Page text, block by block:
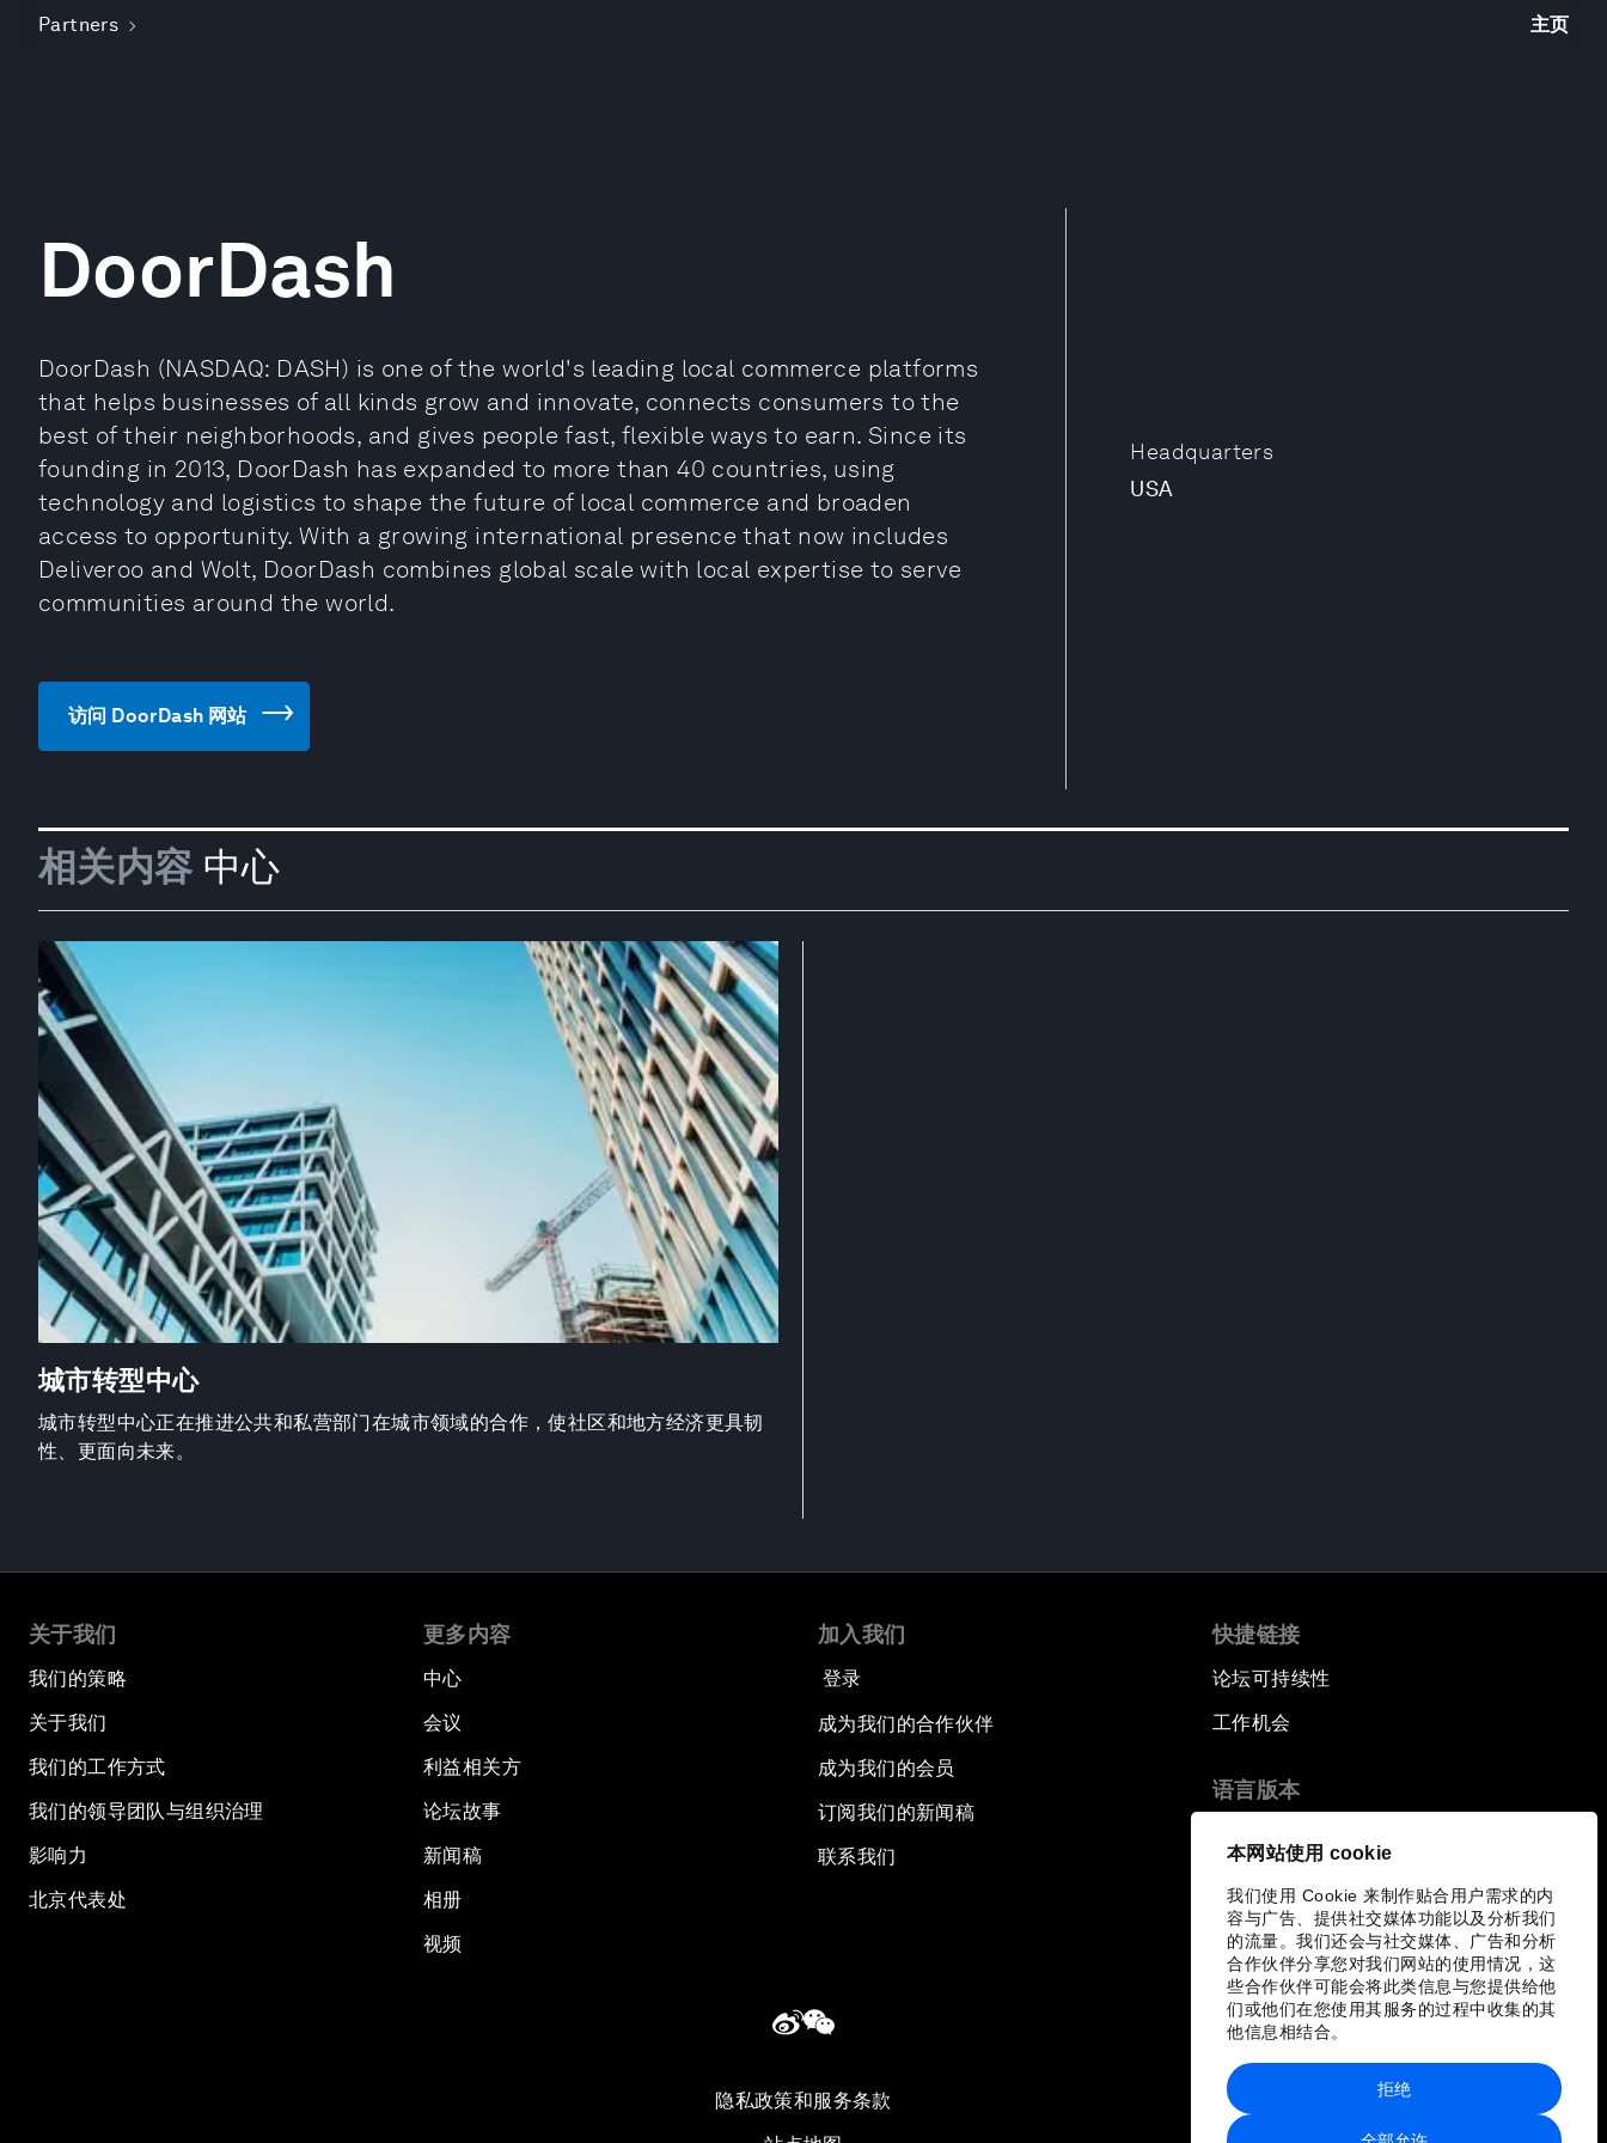
本网站使用 cookie
我们使用 Cookie 来制作贴合用户需求的内
容与广告、提供社交媒体功能以及分析我们
的流量。我们还会与社交媒体、广告和分析
合作伙伴分享您对我们网站的使用情况，这
些合作伙伴可能会将此类信息与您提供给他
们或他们在您使用其服务的过程中收集的其
他信息相结合。
拒绝
Partners 主页
Headquarters
USA
DoorDash
DoorDash (NASDAQ: DASH) is one of the world's leading local commerce platforms
that helps businesses of all kinds grow and innovate, connects consumers to the
best of their neighborhoods, and gives people fast, flexible ways to earn. Since its
founding in 2013, DoorDash has expanded to more than 40 countries, using
technology and logistics to shape the future of local commerce and broaden
access to opportunity. With a growing international presence that now includes
Deliveroo and Wolt, DoorDash combines global scale with local expertise to serve
communities around the world.
访问 DoorDash 网站
相关内容 中心
城市转型中心
城市转型中心正在推进公共和私营部门在城市领域的合作，使社区和地方经济更具韧
性、更面向未来。
关于我们
我们的策略
关于我们
我们的工作方式
我们的领导团队与组织治理
影响力
北京代表处
更多内容
中心
会议
利益相关方
论坛故事
新闻稿
相册
视频
加入我们
登录
成为我们的合作伙伴
成为我们的会员
订阅我们的新闻稿
联系我们
快捷链接
论坛可持续性
工作机会
语言版本
隐私政策和服务条款